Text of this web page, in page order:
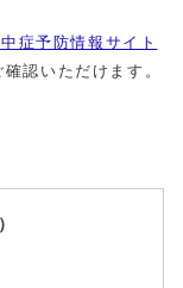
症予防情報サイト
認いただけます。